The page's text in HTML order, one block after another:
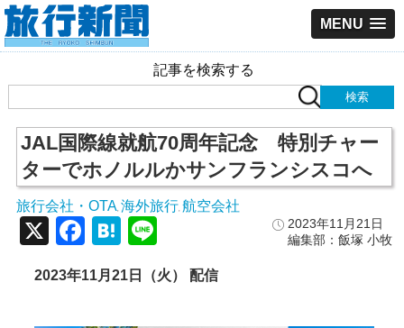
MENU
記事を検索する
JAL国際線就航70周年記念 特別チャー
ターでホノルルかサンフランシスコへ
旅行会社・OTA, 海外旅行 航空会社
2023年11月21日
編集部：飯塚 小牧
X Facebook
Hatena
2023年11月21日（火） 配信